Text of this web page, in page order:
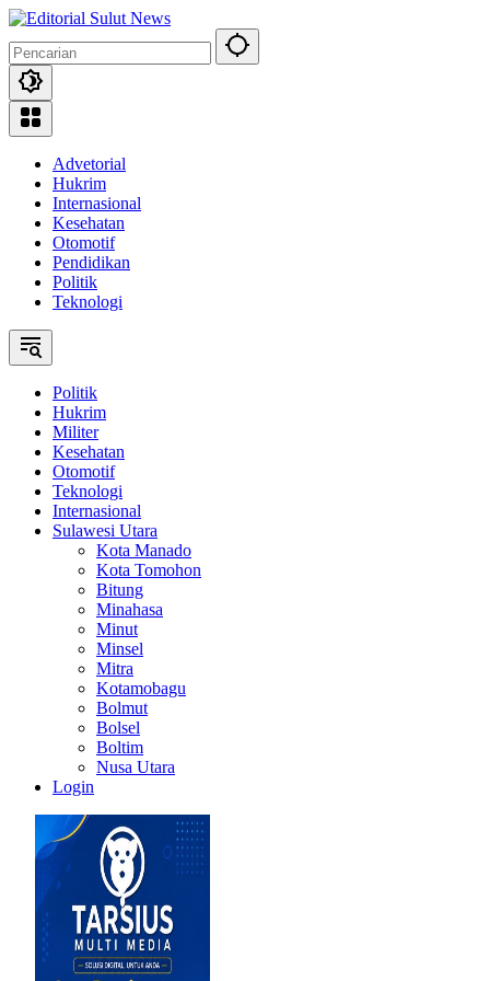
Langsung
konten
Advetorial
Hukrim
Internasional
Kesehatan
Otomotif
Pendidikan
Politik
Teknologi
Politik
Hukrim
Militer
Kesehatan
Otomotif
Teknologi
Internasional
Sulawesi Utara
Kota Manado
Kota Tomohon
Bitung
Minahasa
Minut
Minsel
Mitra
Kotamobagu
Bolmut
Bolsel
Boltim
Nusa Utara
Login